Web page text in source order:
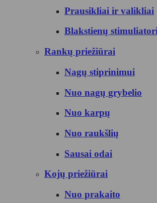
Prausikliai ir valikliai
Blakstienų
Rankų priežiūrai
Nagų stiprinimui
Nuo nagų grybelio
Nuo karpų
Nuo raukšlių
Sausai odai
Kojų priežiūrai
Nuo prakaito